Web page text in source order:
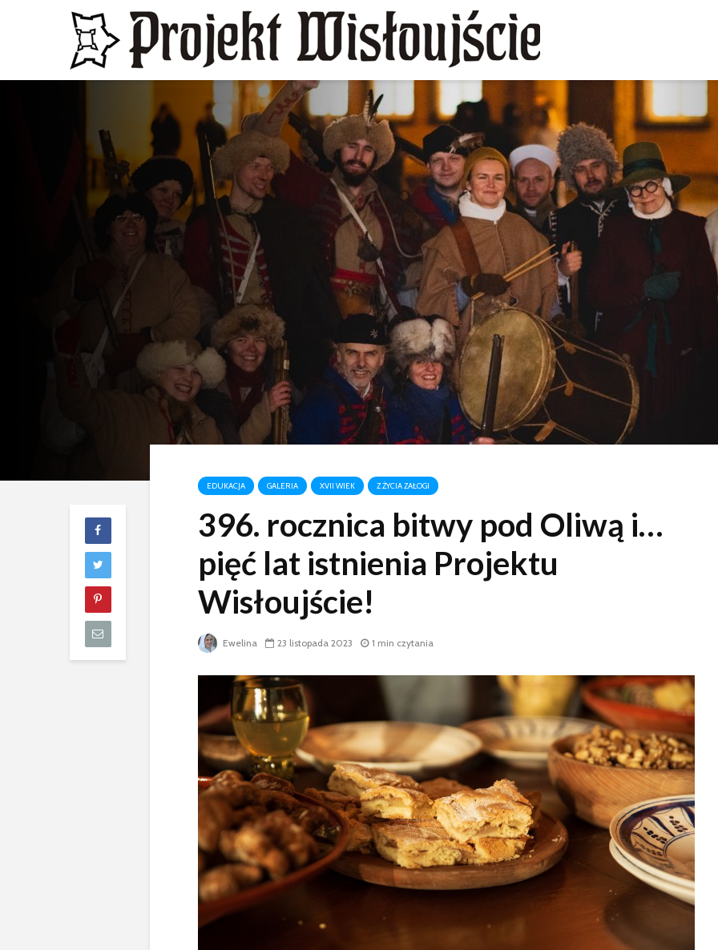
EDUKACJA GALERIA XVII WIEK Z ŻYCIA ZAŁOGI
396. rocznica bitwy pod Oliwą i…
pięć lat istnienia Projektu
Wisłoujście!
Ewelina 23 listopada 2023 1 min czytania